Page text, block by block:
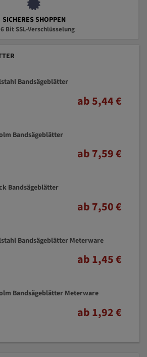
SICHERES SHOPPEN
Bit SSL-Verschlüsselung
Bandsägeblätter
ab 5,44 €
Bandsägeblätter
ab 7,59 €
Bandsägeblätter
ab 7,50 €
Bandsägeblätter Meterware
ab 1,45 €
Bandsägeblätter Meterware
ab 1,92 €